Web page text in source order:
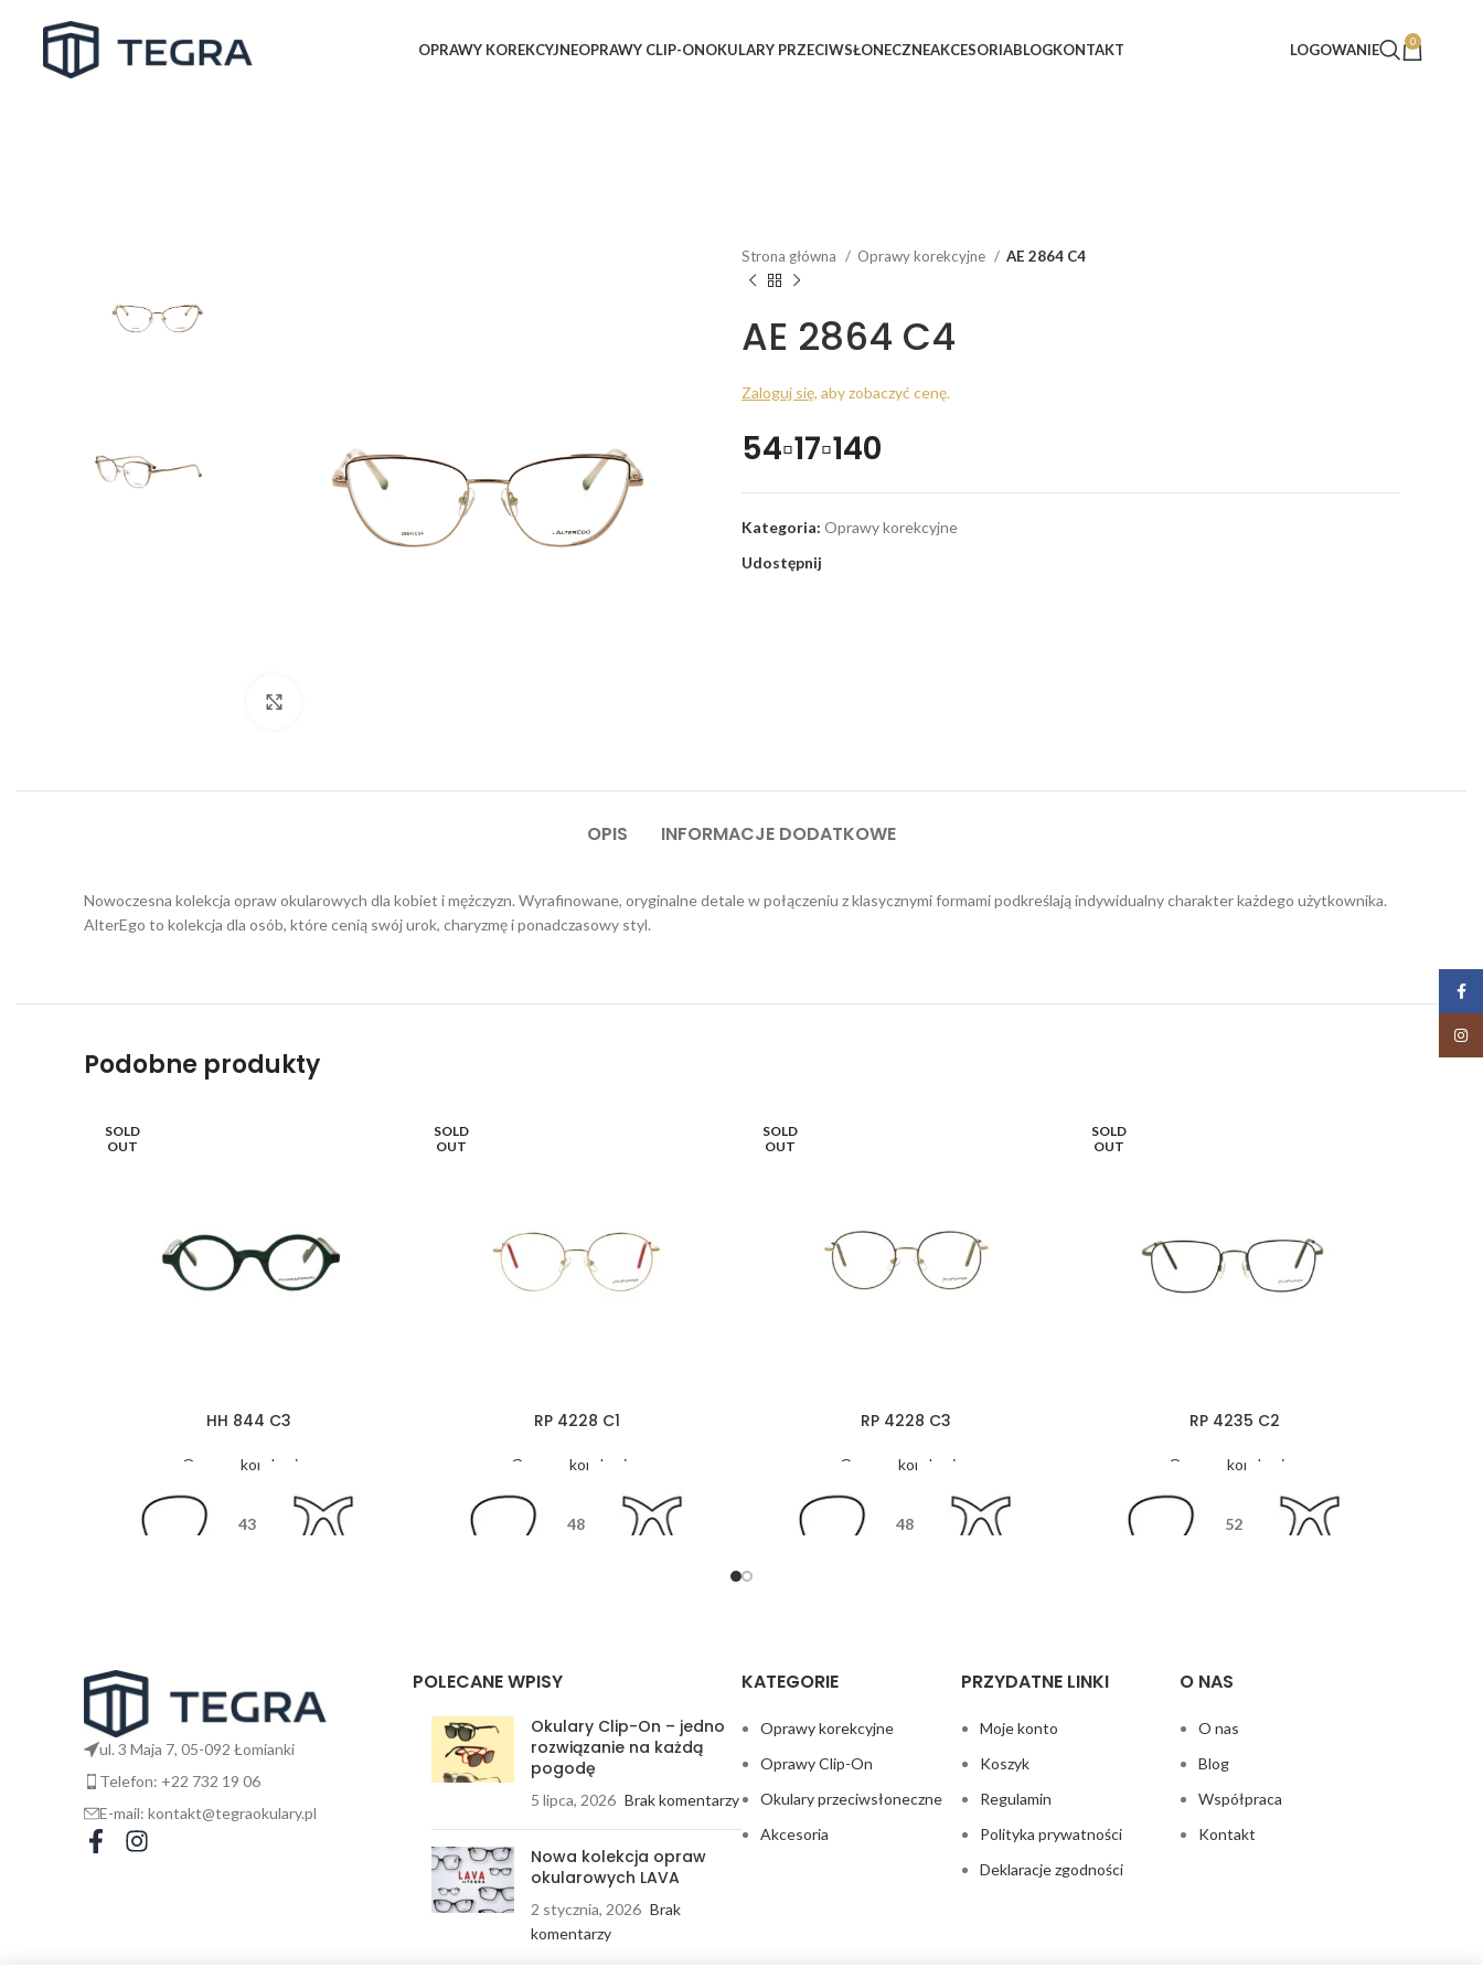
OPRAWY KOREKCYJNEOPRAWY CLIP-ONOKULARY PRZECIWSŁONECZNEAKCESORIABLOGKONTAKT LOGOWANIE 0
Strona główna Oprawy korekcyjne AE 2864 C4
AE 2864 C4
Zaloguj się, aby zobaczyć cenę.
54▫17▫140
Kategoria: Oprawy korekcyjne
Udostępnij
OPIS INFORMACJE DODATKOWE
Nowoczesna kolekcja opraw okularowych dla kobiet i mężczyzn. Wyrafinowane, oryginalne detale w połączeniu z klasycznymi formami podkreślają indywidualny charakter każdego użytkownika.
AlterEgo to kolekcja dla osób, które cenią swój urok, charyzmę i ponadczasowy styl.
Podobne produkty
SOLD
OUT
HH 844 C3
Oprawy korekcyjne
43
SOLD
OUT
RP 4228 C1
Oprawy korekcyjne
48
SOLD
OUT
RP 4228 C3
Oprawy korekcyjne
48
SOLD
OUT
RP 4235 C2
Oprawy korekcyjne
52
ul. 3 Maja 7, 05-092 Łomianki
Telefon: +22 732 19 06
E-mail: kontakt@tegraokulary.pl
POLECANE WPISY
Okulary Clip-On – jedno
rozwiązanie na każdą
pogodę
5 lipca, 2026 Brak komentarzy
Nowa kolekcja opraw
okularowych LAVA
2 stycznia, 2026 Brak
komentarzy
KATEGORIE
Oprawy korekcyjne
Oprawy Clip-On
Okulary przeciwsłoneczne
Akcesoria
PRZYDATNE LINKI
Moje konto
Koszyk
Regulamin
Polityka prywatności
Deklaracje zgodności
O NAS
O nas
Blog
Współpraca
Kontakt